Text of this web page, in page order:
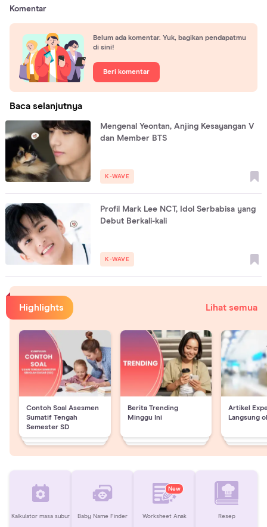
Komentar
Belum ada komentar. Yuk, bagikan pendapatmu
di sini!
Beri komentar
Baca selanjutnya
Mengenal Yeontan, Anjing Kesayangan V
dan Member BTS
K-WAVE
Profil Mark Lee NCT, Idol Serbabisa yang
Debut Berkali-kali
K-WAVE
Highlights Lihat semua
Contoh Soal Asesmen
Sumatif Tengah
Semester SD
Berita Trending
Minggu Ini
Artikel
Langsung
Kalkulator masa subur Baby Name Finder
New
Worksheet Anak Resep